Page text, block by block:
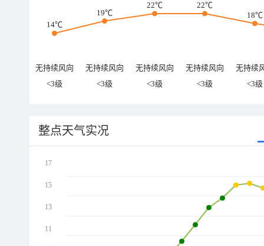
14℃
19℃
22℃
22℃
18℃
无持续风向 无持续风向 无持续风向 无持续风向
无持续
<3级
<3级 <3级 <3级 <3级
整点天气实况
17
15
13
11